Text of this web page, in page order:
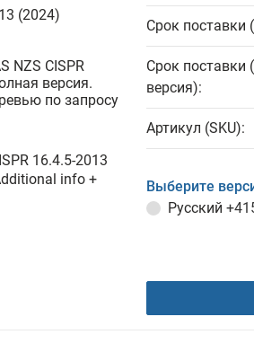
(2024)
NZS CISPR
версия.
по запросу
16.4.5-2013
info +
Срок поставки
Срок поставки
версия):
Артикул (SKU):
Выберите
Русский